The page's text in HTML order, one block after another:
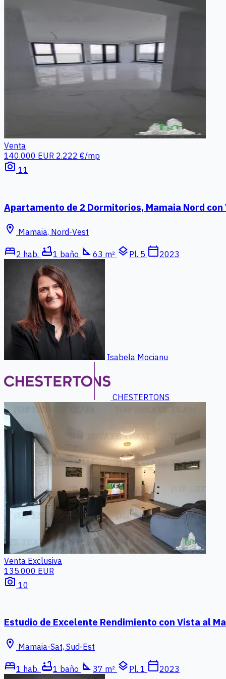
Venta
140.000 EUR 2.222 €/mp
photo_camera 11
Apartamento de 2 Dormitorios, Mamaia Nord con
location_on Mamaia, Nord-Vest
bed2 hab. bathtub1 baño square_foot 63 m² layers Pl. 5 calendar_today2023
Isabela Mocianu
CHESTERTONS
Venta Exclusiva
135.000 EUR
photo_camera 10
Estudio de Excelente Rendimiento con Vista al
location_on Mamaia-Sat, Sud-Est
bed1 hab. bathtub1 baño square_foot 37 m² layers Pl. 1 calendar_today2023